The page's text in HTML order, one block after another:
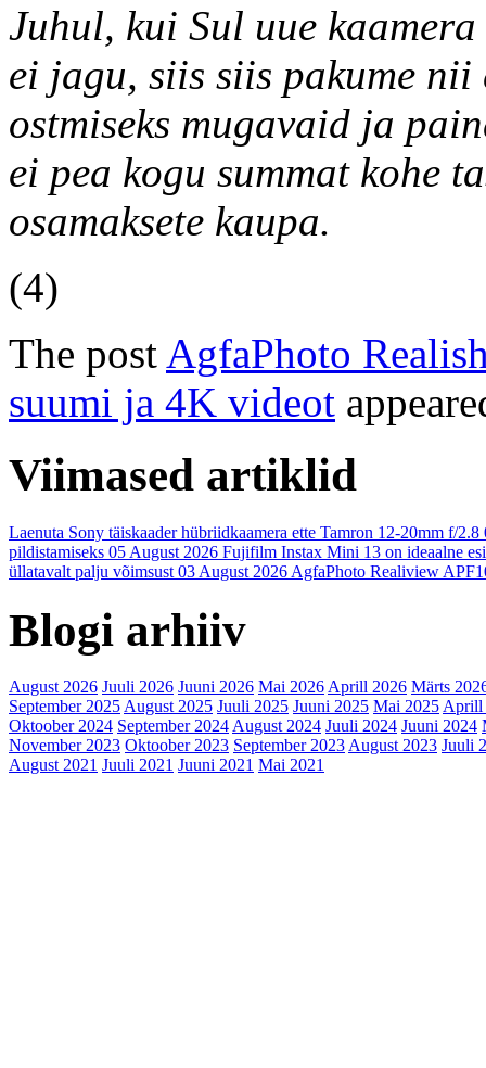
Juhul, kui Sul uue
ei jagu, siis siis pakume
ostmiseks mugavaid ja
ei pea kogu summat kohe
osamaksete kaupa.
(4)
The post AgfaPhoto
suumi ja 4K videot
Viimased artiklid
Laenuta Sony täiskaader hübriidkaamera ette Tamron 12-20mm f/2.8
pildistamiseks 05 August 2026 Fujifilm Instax Mini 13 on ideaalne
üllatavalt palju võimsust 03 August 2026 AgfaPhoto Realiview
Blogi arhiiv
August 2026 Juuli 2026 Juuni 2026 Mai 2026Aprill 2026 Märts
September 2025August 2025 Juuli 2025 Juuni 2025 Mai 2025Aprill
Oktoober 2024 September 2024August 2024 Juuli 2024 Juuni 2024
November 2023 Oktoober 2023 September 2023August 2023 Juuli
August 2021 Juuli 2021 Juuni 2021 Mai 2021